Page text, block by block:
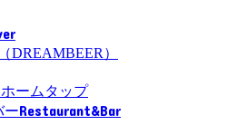
DREAMBEER）
ームタップ
ーRestaurant&Bar